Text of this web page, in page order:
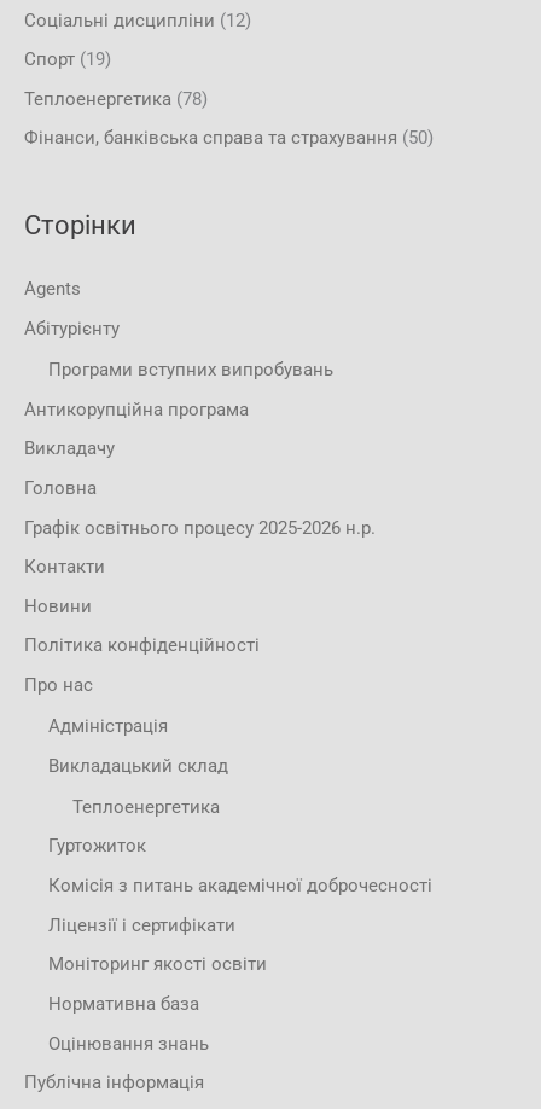
Соціальні дисципліни (12)
Спорт (19)
Теплоенергетика (78)
Фінанси, банківська справа та страхування (50)
Сторінки
Agents
Абітурієнту
Програми вступних випробувань
Антикорупційна програма
Викладачу
Головна
Графік освітнього процесу 2025-2026 н.р.
Контакти
Новини
Політика конфіденційності
Про нас
Адміністрація
Викладацький склад
Теплоенергетика
Гуртожиток
Комісія з питань академічної доброчесності
Ліцензії і сертифікати
Моніторинг якості освіти
Нормативна база
Оцінювання знань
Публічна інформація